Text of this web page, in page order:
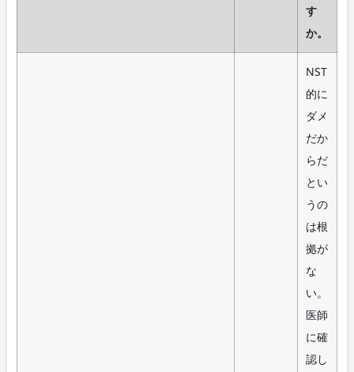
す
か。
NST
的に
ダメ
だか
らだ
とい
うの
は根
拠が
な
い。
医師
に確
認し